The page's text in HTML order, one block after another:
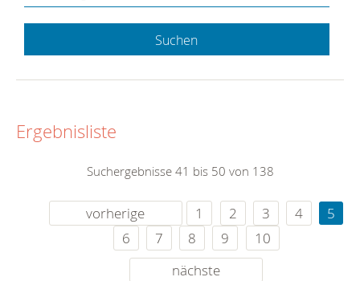
Suchen
Ergebnisliste
Suchergebnisse 41 bis 50 von 138
vorherige 1 2 3 4
5
6
7 8 9
10
nächste